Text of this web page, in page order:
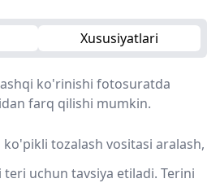
Xususiyatlari
ko'rinishi fotosuratda
farq qilishi mumkin.
tozalash vositasi aralash,
uchun tavsiya etiladi. Terini